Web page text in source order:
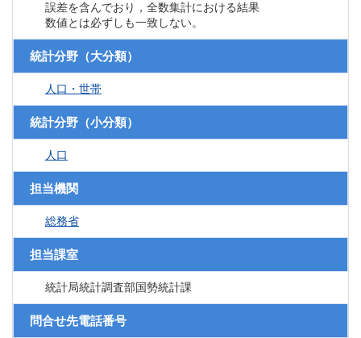
誤差を含んでおり，全数集計における結果
数値とは必ずしも一致しない。
統計分野（大分類）
人口・世帯
統計分野（小分類）
人口
担当機関
総務省
担当課室
統計局統計調査部国勢統計課
問合せ先電話番号